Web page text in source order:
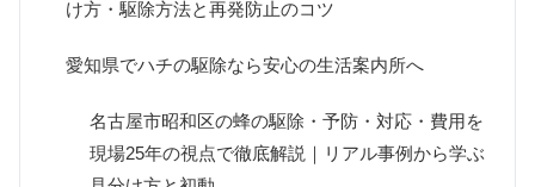
け方・駆除方法と再発防止のコツ
愛知県でハチの駆除なら安心の生活案内所へ
名古屋市昭和区の蜂の駆除・予防・対応・費用を
現場25年の視点で徹底解説｜リアル事例から学ぶ